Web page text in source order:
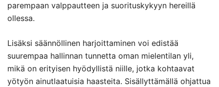
parempaan valppautteen ja suorituskykyyn hereillä
ollessa.
Lisäksi säännöllinen harjoittaminen voi edistää
suurempaa hallinnan tunnetta oman mielentilan yli,
mikä on erityisen hyödyllistä niille, jotka kohtaavat
yötyön ainutlaatuisia haasteita. Sisällyttämällä ohjattua